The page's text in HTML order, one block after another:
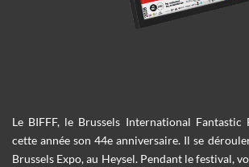
Le BIFFF, le Brussels International Fantastic
cette année son 44e anniversaire. Il se
Brussels Expo, au Heysel. Pendant le festival,